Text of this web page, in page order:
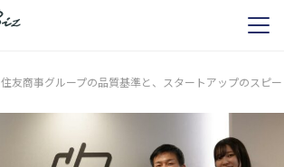
住友商事グループの品質基準と、スタートアップのスピ